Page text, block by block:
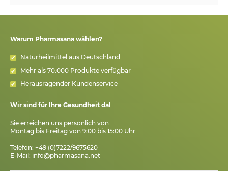
Warum Pharmasana wählen?
Naturheilmittel aus Deutschland
Mehr als 70.000 Produkte verfügbar
Herausragender Kundenservice
Wir sind für Ihre Gesundheit da!
Sie erreichen uns persönlich von
Montag bis Freitag von 9:00 bis 15:00 Uhr
Telefon: +49 (0)7222/9675620
E-Mail: info@pharmasana.net